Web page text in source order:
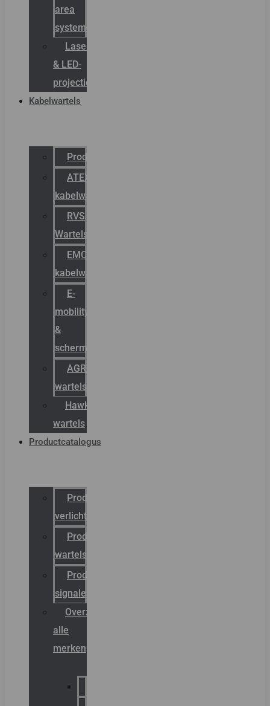
area
systemen
Laserbelijning
& LED-
projectie
Kabelwartels
Productcatalogus
ATEX
kabelwartels
RVS
Wartels
EMC
kabelwartels
E-
mobility
&
schermstromen
AGRO
wartels
Hawke
wartels
Productcatalogus
Productcatalogus
verlichting
Productcatalogus
wartels
Productcatalogus
signalering
Overzicht
alle
merken